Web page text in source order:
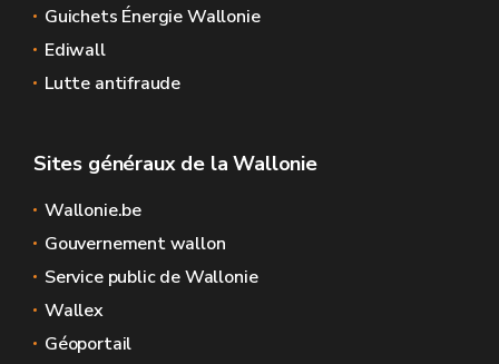
Guichets Énergie Wallonie
Ediwall
Lutte antifraude
Sites généraux de la Wallonie
Wallonie.be
Gouvernement wallon
Service public de Wallonie
Wallex
Géoportail